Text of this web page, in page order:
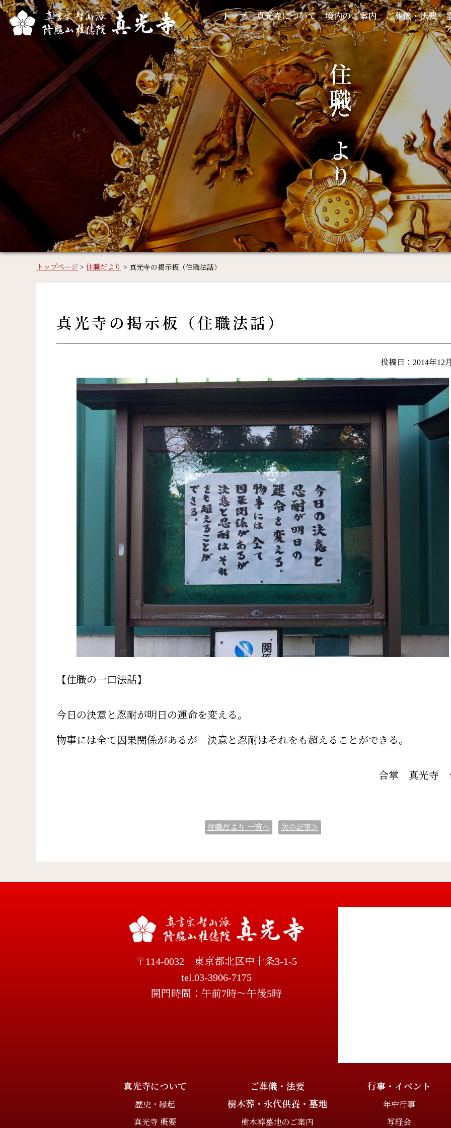
トップ 真光寺について 境内のご案内 ご葬儀・法要
住職だより
トップページ > 住職だより > 真光寺の掲示板（住職法話）
真光寺の掲示板（住職法話）
投稿日：2014年12
【住職の一口法話】
今日の決意と忍耐が明日の運命を変える。
物事には全て因果関係があるが 決意と忍耐はそれをも超えることができる。
合掌 真光寺
住職だより 一覧へ 次の記事≫
〒114-0032 東京都北区中十条3-1-5
tel.03-3906-7175
開門時間：午前7時～午後5時
真光寺について
歴史・縁起
真光寺 概要
ご葬儀・法要
樹木葬・永代供養・墓地
樹木葬墓地のご案内
行事・イベント
年中行事
写経会